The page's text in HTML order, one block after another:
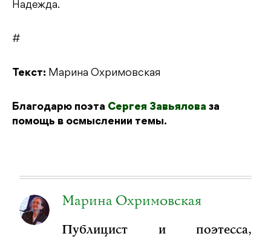
Надежда.
#
Текст: Марина Охримовская
Благодарю поэта Сергея Завьялова за
помощь в осмыслении темы.
Марина Охримовская
Публицист и поэтесса,